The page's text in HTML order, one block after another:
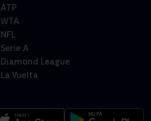
ATP
WTA
NFL
Serie A
Diamond League
La Vuelta